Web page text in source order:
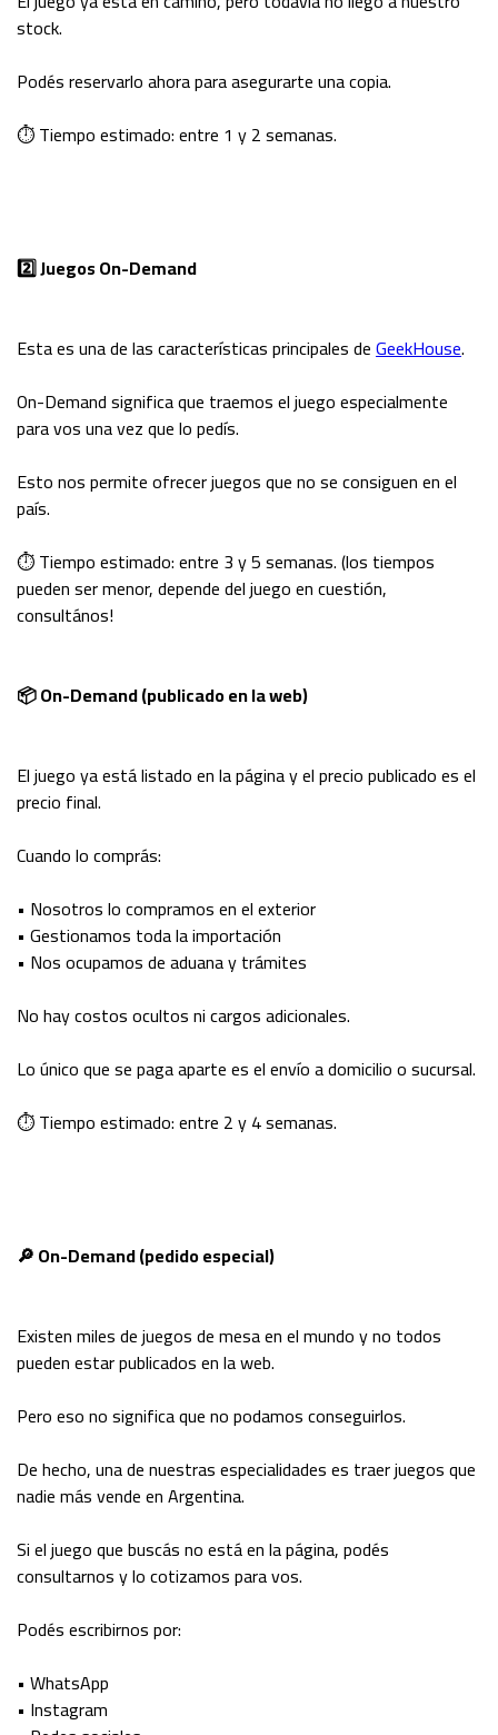
stock.
Podés reservarlo ahora para asegurarte una copia.
⏱ Tiempo estimado: entre 1 y 2 semanas.
2️⃣ Juegos On-Demand
Esta es una de las características principales deGeekHouse.
On-Demand significa que traemos el juego especialmente
para vos una vez que lo pedís.
Esto nos permite ofrecer juegos que no se consiguen en el
país.
⏱ Tiempo estimado: entre 3 y 5 semanas. (los tiempos
pueden ser menor, depende del juego en cuestión,
consultános!
📦 On-Demand (publicado en la web)
El juego ya está listado en la página y el precio publicado es el
precio final.
Cuando lo comprás:
• Nosotros lo compramos en el exterior
• Gestionamos toda la importación
• Nos ocupamos de aduana y trámites
No hay costos ocultos ni cargos adicionales.
Lo único que se paga aparte es el envío a domicilio o sucursal.
⏱ Tiempo estimado: entre 2 y 4 semanas.
🔎 On-Demand (pedido especial)
Existen miles de juegos de mesa en el mundo y no todos
pueden estar publicados en la web.
Pero eso no significa que no podamos conseguirlos.
De hecho, una de nuestras especialidades es traer juegos que
nadie más vende en Argentina.
Si el juego que buscás no está en la página, podés
consultarnos y lo cotizamos para vos.
Podés escribirnos por:
• WhatsApp
• Instagram